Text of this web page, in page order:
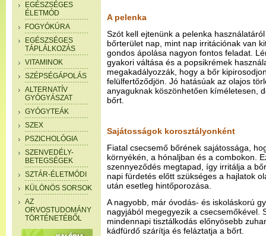
EGÉSZSÉGES
ÉLETMÓD
FOGYÓKÚRA
EGÉSZSÉGES
TÁPLÁLKOZÁS
VITAMINOK
SZÉPSÉGÁPOLÁS
ALTERNATÍV
GYÓGYÁSZAT
GYÓGYTEÁK
SZEX
PSZICHOLÓGIA
SZENVEDÉLY-
BETEGSÉGEK
SZTÁR-ÉLETMÓDI
KÜLÖNÖS SORSOK
AZ
ORVOSTUDOMÁNY
TÖRTÉNETÉBŐL
A pelenka
Szót kell ejtenünk a pelenka
bőrterület nap, mint nap irritációnak van
gondos ápolása nagyon fontos feladat.
gyakori váltása és a popsikrémek
megakadályozzák, hogy a bőr
felülfertőződjön. Jó hatásúak az olajos
anyaguknak köszönhetően kíméletesen,
bőrt.
Sajátosságok korosztályonként
Fiatal csecsemő bőrének sajátossága,
környékén, a hónaljban és a combokon.
szennyeződés megtapad, így irritálja a
napi fürdetés előtt szükséges a hajlatok
után esetleg hintőporozása.
A nagyobb, már óvodás- és iskoláskorú
nagyjából megegyezik a csecsemőkével.
mindennapi tisztálkodás előnyösebb
kádfürdő szárítja és feláztatja a bőrt.